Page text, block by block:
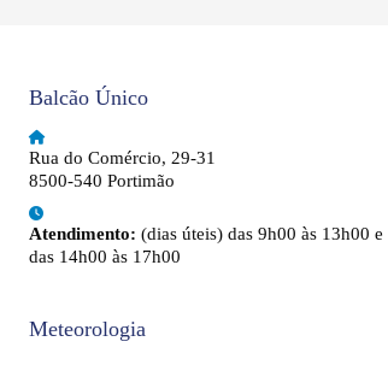
Balcão Único
Rua do Comércio, 29-31
8500-540 Portimão
Atendimento: (dias úteis) das 9h00 às 13h00 e
das 14h00 às 17h00
Meteorologia